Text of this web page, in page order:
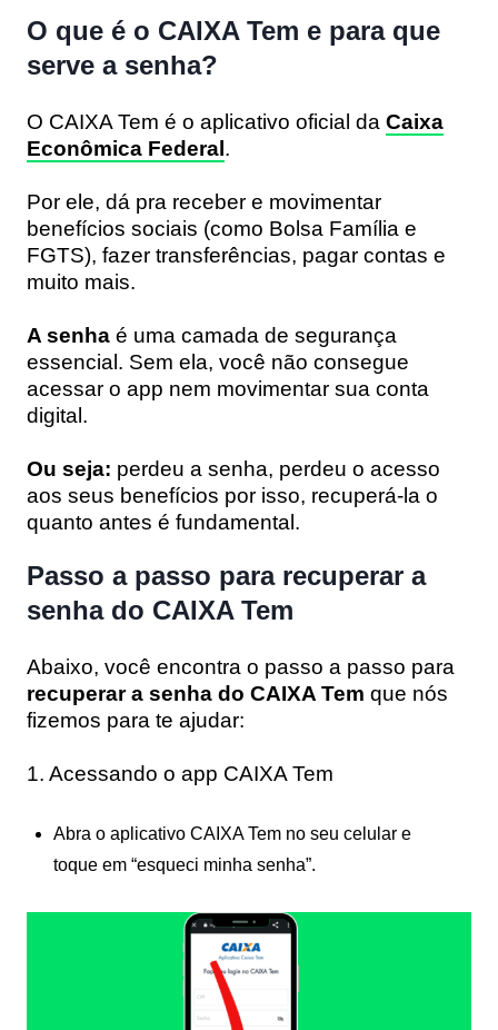
O que é o CAIXA Tem e para que
serve a senha?
O CAIXA Tem é o aplicativo oficial da Caixa
Econômica Federal.
Por ele, dá pra receber e movimentar
benefícios sociais (como Bolsa Família e
FGTS), fazer transferências, pagar contas e
muito mais.
A senha é uma camada de segurança
essencial. Sem ela, você não consegue
acessar o app nem movimentar sua conta
digital.
Ou seja: perdeu a senha, perdeu o acesso
aos seus benefícios por isso, recuperá-la o
quanto antes é fundamental.
Passo a passo para recuperar a
senha do CAIXA Tem
Abaixo, você encontra o passo a passo para
recuperar a senha do CAIXA Tem que nós
fizemos para te ajudar:
1. Acessando o app CAIXA Tem
Abra o aplicativo CAIXA Tem no seu celular e
toque em “esqueci minha senha”.